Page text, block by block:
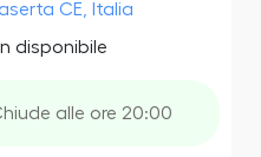
CE, Italia
disponibile
alle ore 20:00